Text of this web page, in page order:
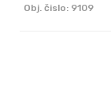
Obj. čislo: 9109